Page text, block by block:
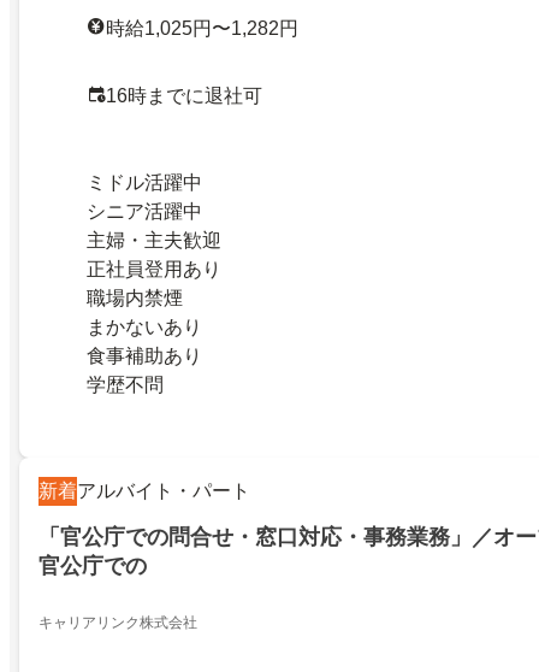
時給1,025円〜1,282円
16時までに退社可
ミドル活躍中
シニア活躍中
主婦・主夫歓迎
正社員登用あり
職場内禁煙
まかないあり
食事補助あり
学歴不問
新着アルバイト・パート
「官公庁での問合せ・窓口対応・事務業務」／オ
官公庁での
キャリアリンク株式会社